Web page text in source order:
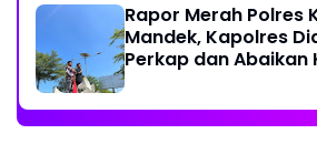
Rapor Merah Polres
Mandek, Kapolres
Perkap dan Abaikan